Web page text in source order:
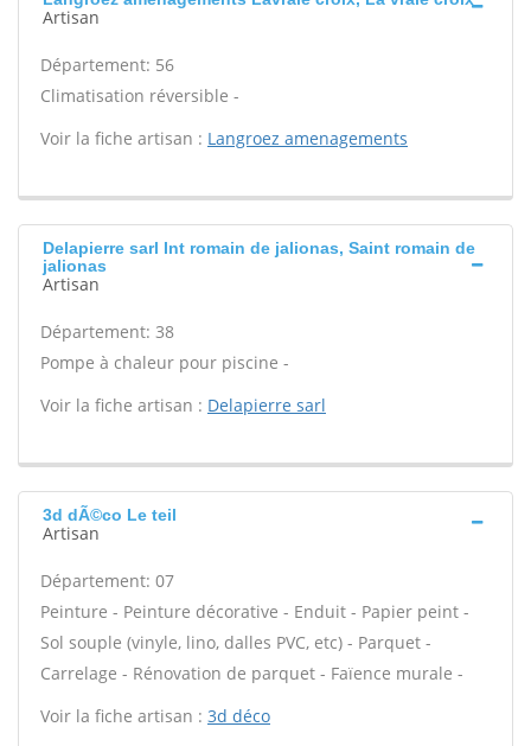
Artisan
Département: 56
Climatisation réversible -
Voir la fiche artisan : Langroez amenagements
Delapierre sarl Int romain de jalionas, Saint romain de
jalionas
Artisan
Département: 38
Pompe à chaleur pour piscine -
Voir la fiche artisan : Delapierre sarl
3d dÃ©co Le teil
Artisan
Département: 07
Peinture - Peinture décorative - Enduit - Papier peint -
Sol souple (vinyle, lino, dalles PVC, etc) - Parquet -
Carrelage - Rénovation de parquet - Faïence murale -
Voir la fiche artisan : 3d déco